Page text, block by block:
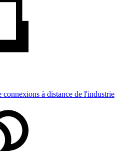
à distance de l'industrie